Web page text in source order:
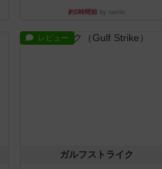
約5時間前 by tamio
レビュー
ガルフストライク